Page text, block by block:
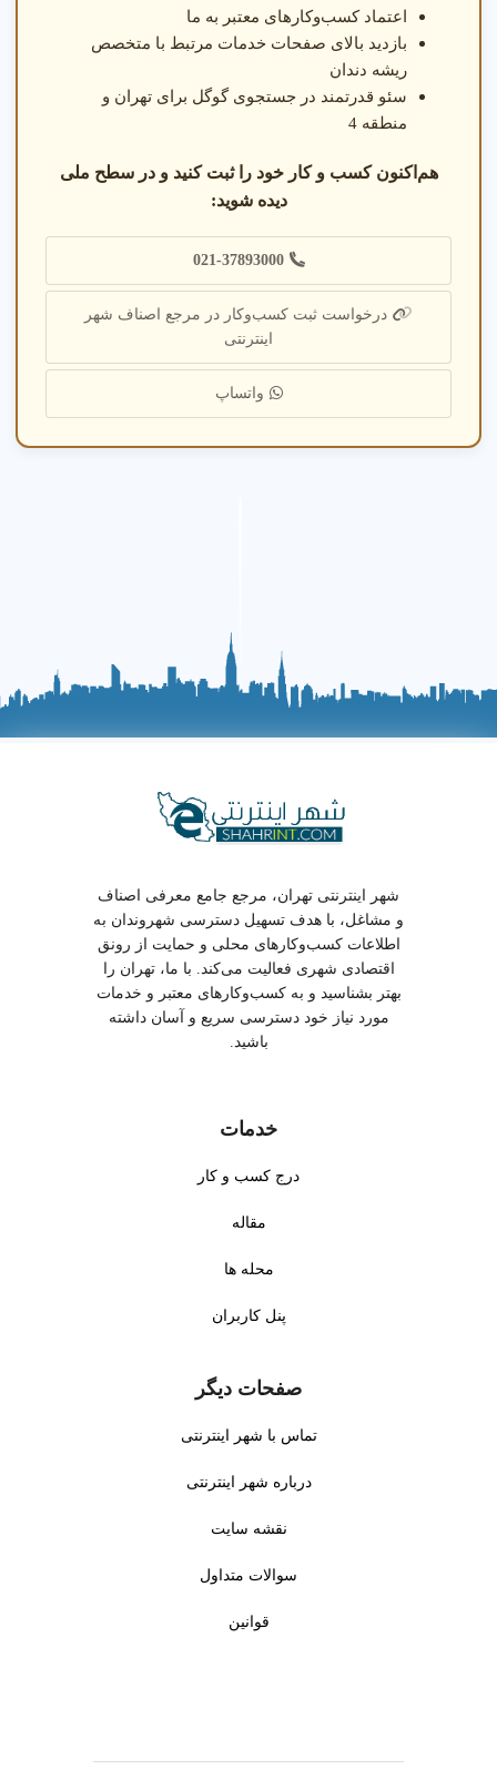
اعتماد کسب‌وکارهای معتبر به ما
بازدید بالای صفحات خدمات مرتبط با متخصص
ریشه دندان
سئو قدرتمند در جستجوی گوگل برای تهران و
منطقه 4
هم‌اکنون کسب و کار خود را ثبت کنید و در سطح ملی
دیده شوید:
021-37893000
درخواست ثبت کسب‌وکار در مرجع اصناف شهر
اینترنتی
واتساپ
شهر اینترنتی تهران، مرجع جامع معرفی اصناف
و مشاغل، با هدف تسهیل دسترسی شهروندان به
اطلاعات کسب‌وکارهای محلی و حمایت از رونق
اقتصادی شهری فعالیت می‌کند. با ما، تهران را
بهتر بشناسید و به کسب‌وکارهای معتبر و خدمات
مورد نیاز خود دسترسی سریع و آسان داشته
باشید.
خدمات
درج کسب و کار
مقاله
محله ها
پنل کاربران
صفحات دیگر
تماس با شهر اینترنتی
درباره شهر اینترنتی
نقشه سایت
سوالات متداول
قوانین